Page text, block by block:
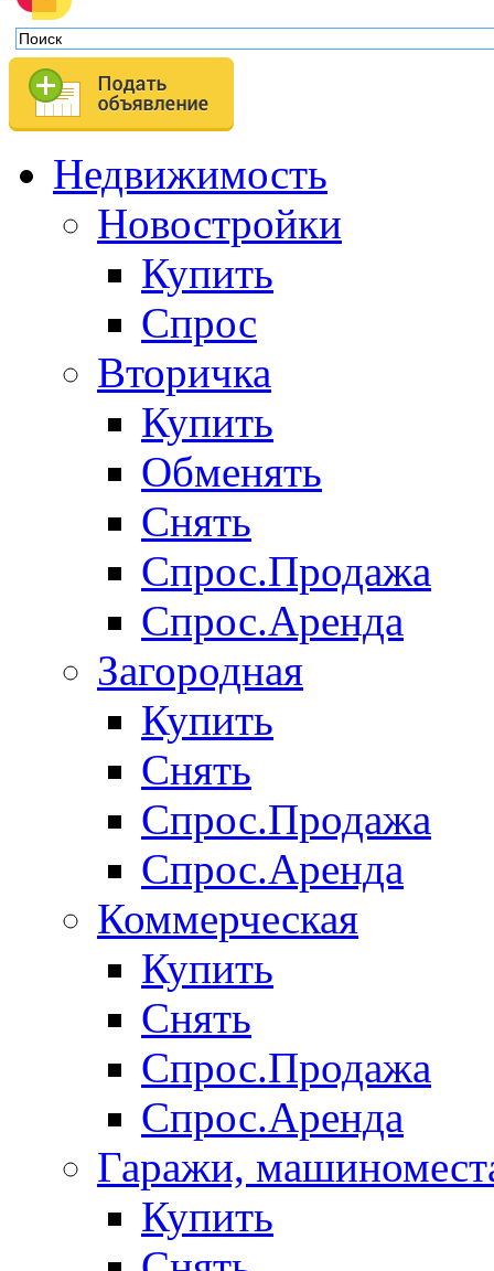
Недвижимость
Новостройки
Купить
Спрос
Вторичка
Купить
Обменять
Снять
Спрос.Продажа
Спрос.Аренда
Загородная
Купить
Снять
Спрос.Продажа
Спрос.Аренда
Коммерческая
Купить
Снять
Спрос.Продажа
Спрос.Аренда
Гаражи,
Купить